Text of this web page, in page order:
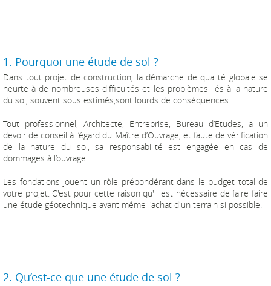
1. Pourquoi une étude de sol ?
Dans tout projet de construction, la démarche de qualité globale se
heurte à de nombreuses difficultés et les problèmes liés à la nature
du sol, souvent sous estimés,sont lourds de conséquences.
Tout professionnel, Architecte, Entreprise, Bureau d’Etudes, a un
devoir de conseil à l’égard du Maître d’Ouvrage, et faute de vérification
de la nature du sol, sa responsabilité est engagée en cas de
dommages à l’ouvrage.
Les fondations jouent un rôle prépondérant dans le budget total de
votre projet. C'est pour cette raison qu'il est nécessaire de faire faire
une étude géotechnique avant même l'achat d'un terrain si possible.
2. Qu’est-ce que une étude de sol ?